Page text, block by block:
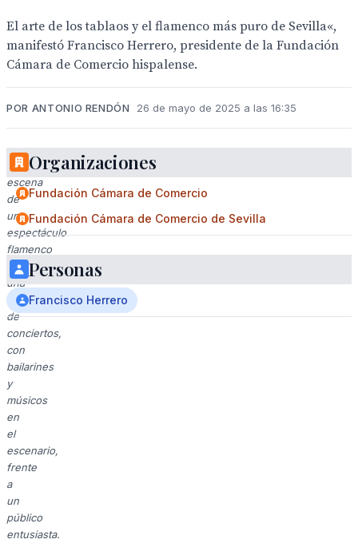
El arte de los tablaos y el flamenco más puro de Sevilla«,
manifestó Francisco Herrero, presidente de la Fundación
Cámara de Comercio hispalense.
POR ANTONIO RENDÓN 26 de mayo de 2025 a las 16:35
Una
escena
de
un
espectáculo
flamenco
en
una
sala
de
conciertos,
con
bailarines
y
músicos
en
el
escenario,
frente
a
un
público
entusiasta.
Organizaciones
Fundación Cámara de Comercio
Fundación Cámara de Comercio de Sevilla
Personas
Francisco Herrero